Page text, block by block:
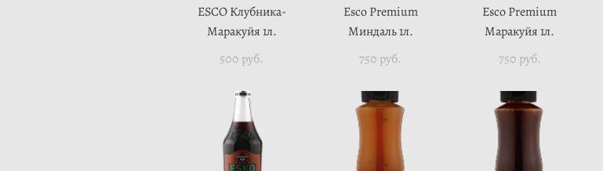
ESCO Клубника-
Маракуйя 1л.
500 pуб.
Esco Premium
Миндаль 1л.
750 pуб.
Esco Premium
Маракуйя 1л.
750 pуб.